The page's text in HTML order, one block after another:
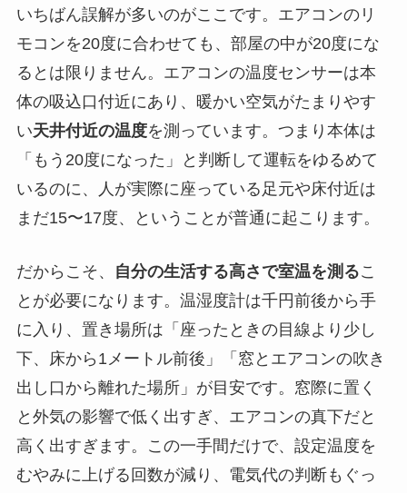
いちばん誤解が多いのがここです。エアコンのリ
モコンを20度に合わせても、部屋の中が20度にな
るとは限りません。エアコンの温度センサーは本
体の吸込口付近にあり、暖かい空気がたまりやす
い天井付近の温度を測っています。つまり本体は
「もう20度になった」と判断して運転をゆるめて
いるのに、人が実際に座っている足元や床付近は
まだ15〜17度、ということが普通に起こります。
だからこそ、 自分の生活する高さで室温を測るこ
とが必要になります。温湿度計は千円前後から手
に入り、置き場所は「座ったときの目線より少し
下、床から1メートル前後」「窓とエアコンの吹き
出し口から離れた場所」が目安です。窓際に置く
と外気の影響で低く出すぎ、エアコンの真下だと
高く出すぎます。この一手間だけで、設定温度を
むやみに上げる回数が減り、電気代の判断もぐっ